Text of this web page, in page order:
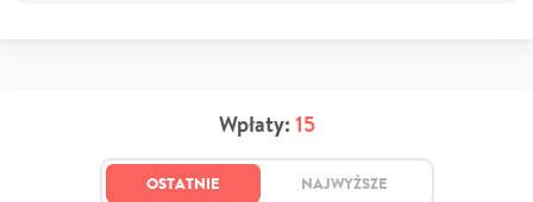
Wpłaty: 15
OSTATNIE NAJWYŻSZE